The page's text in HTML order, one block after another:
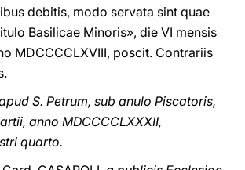
debitis, modo servata sint quae
Basilicae Minoris», die VI mensis
MDCCCCLXVIII, poscit. Contrariis
S. Petrum, sub anulo Piscatoris,
anno MDCCCCLXXXII,
quarto.